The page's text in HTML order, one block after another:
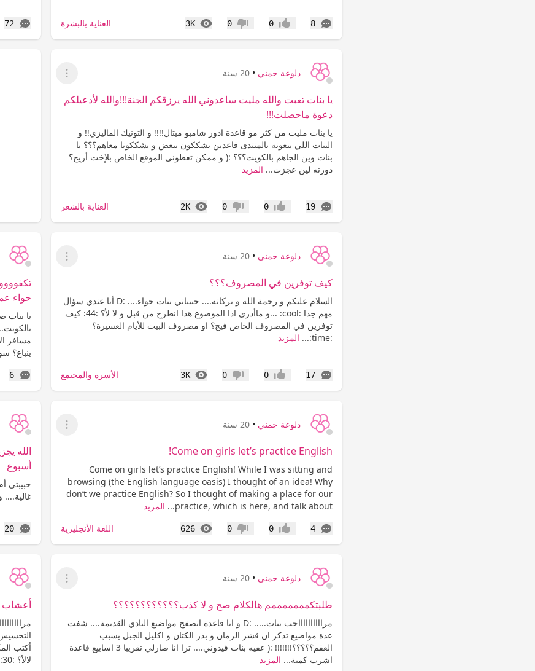
8
التعليقات إعجاب0 عدم إعجاب
0
3K
المشاهدات العناية بالبشرة 72
التعليقات
دلوعة حمني • 20 سنة
عرض القائمة
يا بنات تعبت والله مليت ساعدوني الله يرزقكم الجنة!!!والله لأدعيلكم
دعوة ماحصلت!!!
يا بنات مليت من كثر مو قاعدة ادور شامبو ميتال!!!! و التونيك الماليزي!! و
البنات اللي يبعونه بالمنتدى قاعدين يشككون ببعض و يشككونا معاهم؟؟؟ يا
بنات وين الجاهم بالكويت؟؟؟ :( و ممكن تعطوني الموقع الخاص بلإخت أريج؟
دورته لين عجزت... المزيد
19
التعليقات إعجاب0 عدم إعجاب
0
2K
المشاهدات العناية بالشعر
دلوعة حمني • 20 سنة
عرض القائمة
كيف توفرين في المصروف؟؟؟
السلام عليكم و رحمة الله و بركاته.... حبيباتي بنات حواء.... :D أنا عندي سؤال
مهم جدا :cool: ...و ماأدري اذا الموضوع هذا انطرح من قبل و لا لأ؟ :44: كيف
توفرين في المصروف الخاص فيج؟ او مصروف البيت للأيام العسيرة؟
:time:...
المزيد
17
التعليقات إعجاب0 عدم إعجاب
0
3K
المشاهدات الأسرة والمجتمع
حواء
يا بنات
مسافر
ينباع؟
6
التعليقات
دلوعة حمني • 20 سنة
عرض القائمة
Come on girls let’s practice English!
Come on girls let’s practice English! While I was sitting and
browsing (the English language oasis) I thought of an idea! Why
don’t we practice English? So I thought of making a place for our
practice, which is here, and talk about...
المزيد
4
التعليقات إعجاب0 عدم إعجاب
0
626
المشاهدات اللغة الأنجليزية
أسبوع
حبيبتي
غالية....
20
التعليقات
دلوعة حمني • 20 سنة
عرض القائمة
طلبتكمممممممم هالكلام صج و لا كذب؟؟؟؟؟؟؟؟؟؟؟؟
مرااااااااااحب بنات..... :D و انا قاعدة اتصفح مواضيع النادي القديمة.... شفت
عدة مواضيع تذكر ان قشر الرمان و بذر الكتان و اكليل الجبل يسبب
العقم؟؟؟؟؟!!!!!!! :( عفيه بنات فيدوني.... ترا انا صارلي تقريبا 3 اسابيع قاعدة
اشرب كمية... المزيد
أعشاب
أكتب
لالأ؟ :30: 1-بذر...